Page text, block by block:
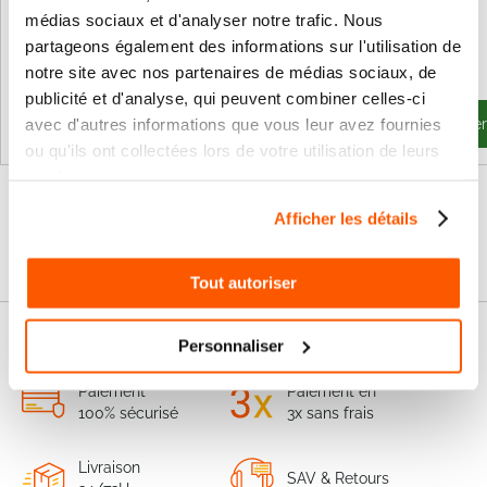
médias sociaux et d'analyser notre trafic. Nous
partageons également des informations sur l'utilisation de
notre site avec nos partenaires de médias sociaux, de
publicité et d'analyse, qui peuvent combiner celles-ci
avec d'autres informations que vous leur avez fournies
ou qu'ils ont collectées lors de votre utilisation de leurs
Afficher les détails
Tout autoriser
Personnaliser
19,45 €
16,21 €
Ajouter au panier
22,74 €
Ajouter au panier
Paiement
100% sécurisé
Paiement en
3x sans frais
Livraison
SAV & Retours